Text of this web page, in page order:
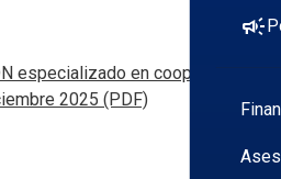
campaign
especializado en cooperativas
2025 (PDF)Se abre en